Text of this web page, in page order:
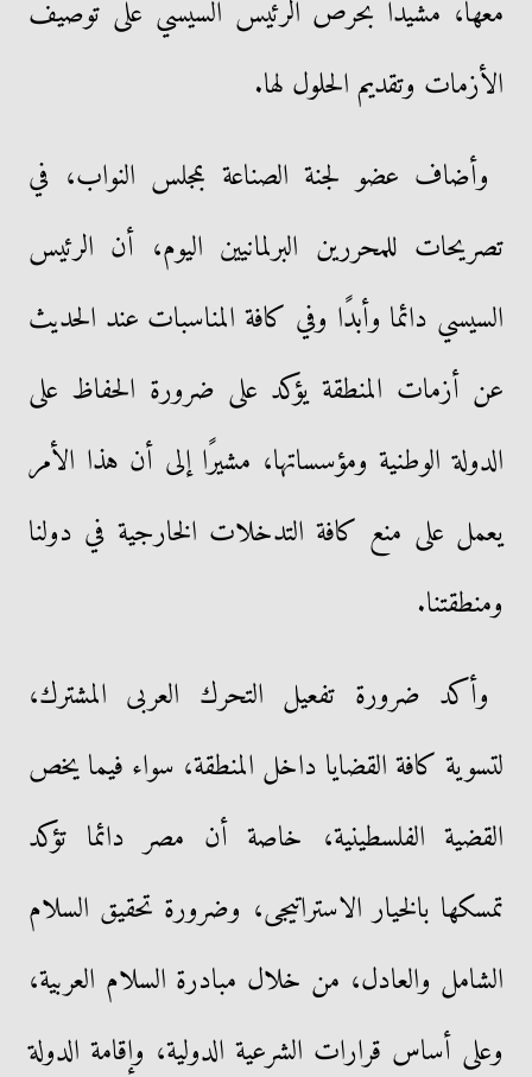
معها، مشيدًا بحرص الرئيس السيسي على توصيف
الأزمات وتقديم الحلول لها.
وأضاف عضو لجنة الصناعة بمجلس النواب، في
تصريحات للمحررين البرلمانيين اليوم، أن الرئيس
السيسي دائما وأبدًا وفي كافة المناسبات عند الحديث
عن أزمات المنطقة يؤكد على ضرورة الحفاظ على
الدولة الوطنية ومؤسساتها، مشيرًا إلى أن هذا الأمر
يعمل على منع كافة التدخلات الخارجية في دولنا
ومنطقتنا.
وأكد ضرورة تفعيل التحرك العربى المشترك،
لتسوية كافة القضايا داخل المنطقة، سواء فيما يخص
القضية الفلسطينية، خاصة أن مصر دائما تؤكد
تمسكها بالخيار الاستراتيجى، وضرورة تحقيق السلام
الشامل والعادل، من خلال مبادرة السلام العربية،
وعلى أساس قرارات الشرعية الدولية، وإقامة الدولة